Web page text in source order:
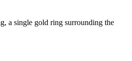
a single gold ring surrounding the